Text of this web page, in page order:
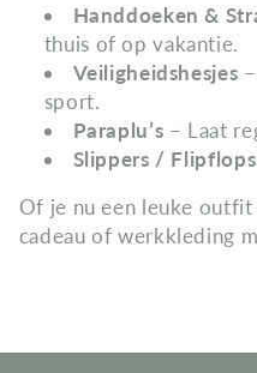
Handdoeken &
thuis of op vakantie.
Veiligheidshesjes
sport.
Paraplu’s – Laat
Slippers / Flipflops
Of je nu een leuke
cadeau of werkkleding